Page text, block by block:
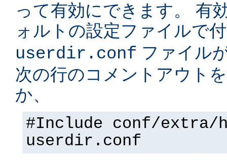
って有効にできます。 有
ォルトの設定ファイルで
userdir.conf ファイル
次の行のコメントアウト
か、
#Include conf/extra/
userdir.conf